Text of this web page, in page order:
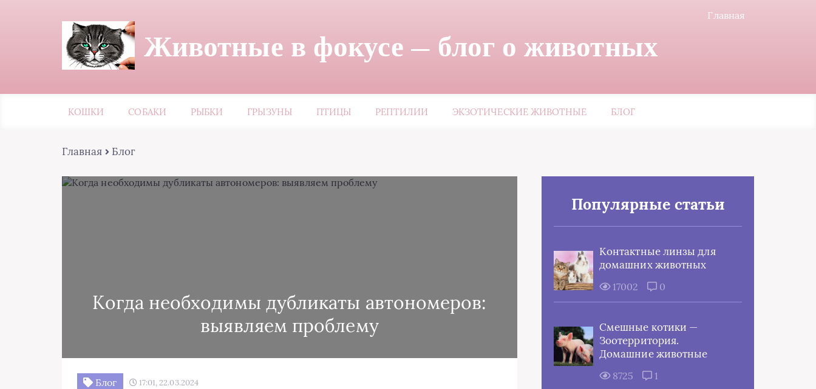
Главная
Животные в фокусе — блог о животных
КОШКИ СОБАКИ РЫБКИ ГРЫЗУНЫ ПТИЦЫ РЕПТИЛИИ ЭКЗОТИЧЕСКИЕ ЖИВОТНЫЕ БЛОГ
Главная Блог
Когда необходимы дубликаты автономеров:
выявляем проблему
Блог 17:01, 22.03.2024
Популярные статьи
Контактные линзы для
домашних животных
17002 0
Смешные котики —
Зоотерритория.
Домашние животные
8725 1